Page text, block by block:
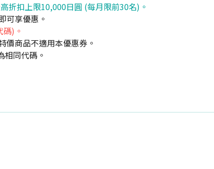
折扣上限10,000日圓 (每月限前30名)。
可享優惠。
)。
價商品不適用本優惠券。
相同代碼。